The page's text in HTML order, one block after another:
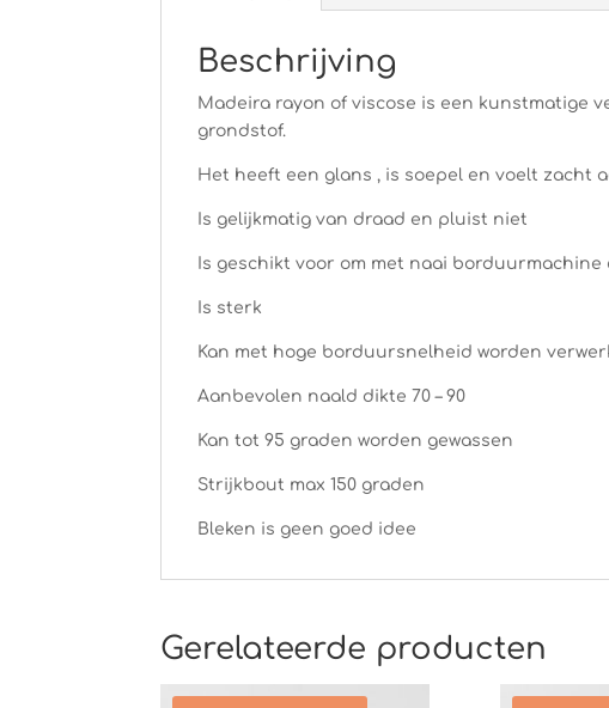
Beschrijving
Madeira rayon of viscose is een kunstmatige
grondstof.
Het heeft een glans , is soepel en voelt zacht
Is gelijkmatig van draad en pluist niet
Is geschikt voor om met naai
Is sterk
Kan met hoge borduursnelheid worden
Aanbevolen naald dikte 70 – 90
Kan tot 95 graden worden gewassen
Strijkbout max 150 graden
Bleken is geen goed idee
Gerelateerde producten